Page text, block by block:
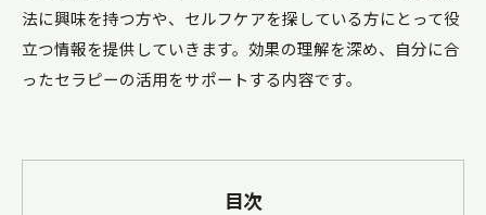
法に興味を持つ方や、セルフケアを探している方にとって役
立つ情報を提供していきます。効果の理解を深め、自分に合
ったセラピーの活用をサポートする内容です。
目次